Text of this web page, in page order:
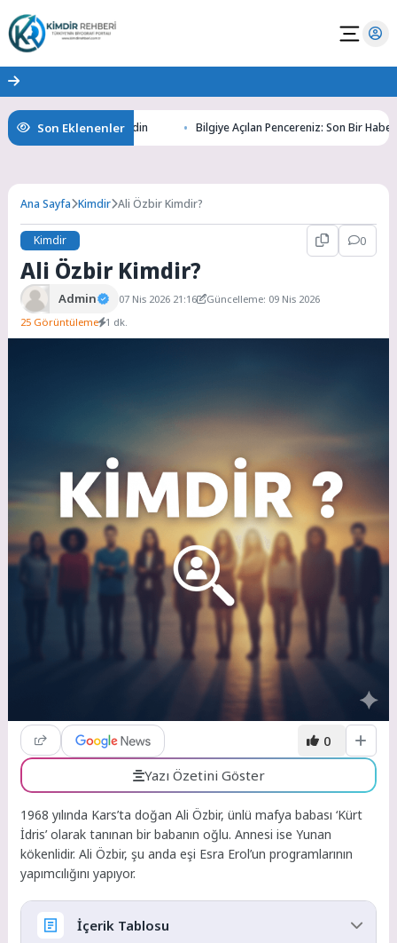
Son Eklenenler
Gizemlerini Keşfedin Bilgiye Açılan Pencereniz: Son Bir Haber ile
Ana Sayfa Kimdir Ali Özbir Kimdir?
Kimdir 0
Ali Özbir Kimdir?
Admin 07 Nis 2026 21:16
Güncelleme: 09 Nis 2026
25 Görüntüleme 1 dk.
0
Yazı Özetini Göster
1968 yılında Kars’ta doğan Ali Özbir, ünlü mafya babası ‘Kürt
İdris’ olarak tanınan bir babanın oğlu. Annesi ise Yunan
kökenlidir. Ali Özbir, şu anda eşi Esra Erol’un programlarının
yapımcılığını yapıyor.
İçerik Tablosu